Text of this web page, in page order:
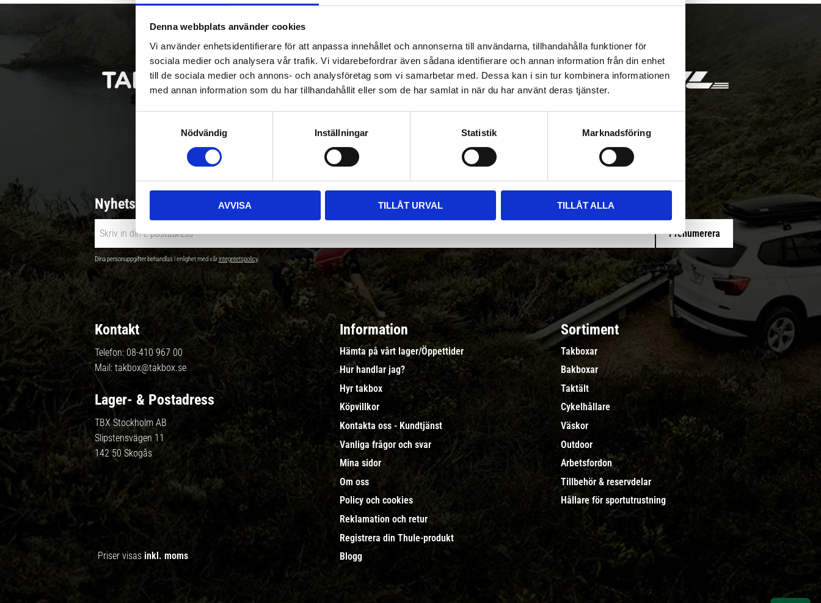
Denna webbplats använder cookies
Vi använder enhetsidentifierare för att anpassa innehållet och annonserna till användarna, tillhandahålla funktioner för
sociala medier och analysera vår trafik. Vi vidarebefordrar även sådana identifierare och annan information från din enhet
till de sociala medier och annons- och analysföretag som vi samarbetar med. Dessa kan i sin tur kombinera informationen
med annan information som du har tillhandahållit eller som de har samlat in när du har använt deras tjänster.
e
s
v
a
Nödvändig Inställningar Statistik Marknadsföring
AVVISA TILLÅT URVAL TILLÅT ALLA
Betala säkert || Snabba leveranser || Hämta på lagret med/utan montering
Nyhetsbrev - Ta del av nyheter & erbjudanden
Prenumerera
Dina personuppgifter behandlas i enlighet med vårintegritetspolicy.
Kontakt
Telefon: 08-410 967 00
Mail: takbox@takbox.se
Lager- & Postadress
TBX Stockholm AB
Slipstensvägen 11
142 50 Skogås
Information
Hämta på vårt lager/Öppettider
Hur handlar jag?
Hyr takbox
Köpvillkor
Kontakta oss - Kundtjänst
Vanliga frågor och svar
Mina sidor
Om oss
Policy och cookies
Reklamation och retur
Registrera din Thule-produkt
Blogg
Sortiment
Takboxar
Bakboxar
Taktält
Cykelhållare
Väskor
Outdoor
Arbetsfordon
Tillbehör & reservdelar
Hållare för sportutrustning
Priser visas inkl. moms